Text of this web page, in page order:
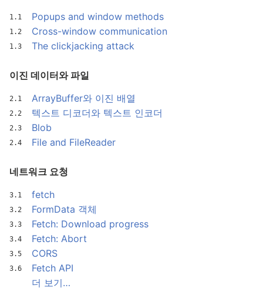
Popups and window methods
Cross-window communication
The clickjacking attack
이진 데이터와 파일
ArrayBuffer와 이진 배열
텍스트 디코더와 텍스트 인코더
Blob
File and FileReader
네트워크 요청
fetch
FormData 객체
Fetch: Download progress
Fetch: Abort
CORS
Fetch API
더 보기…